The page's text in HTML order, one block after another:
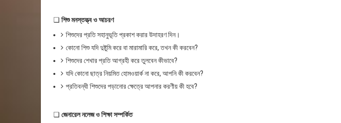
❏ শিশু মনস্তত্ত্ব ও আচরণ
শিশুদের প্রতি সহানুভূতি প্রকাশ করার উদাহরণ দিন।
কোনো শিশু যদি দুষ্টুমি করে বা মারামারি করে, তখন কী করবেন?
শিশুদের শেখার প্রতি আগ্রহী করে তুলবেন কীভাবে?
যদি কোনো ছাত্র নিয়মিত হোমওয়ার্ক না করে, আপনি কী করবেন?
প্রতিবন্ধী শিশুদের পড়ানোর ক্ষেত্রে আপনার করণীয় কী হবে?
❏ জেনারেল নলেজ ও শিক্ষা সম্পর্কিত